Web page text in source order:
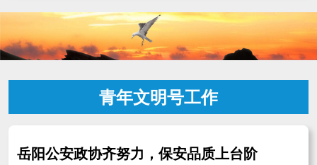
青年文明号工作
岳阳公安政协齐努力，保安品质上台阶